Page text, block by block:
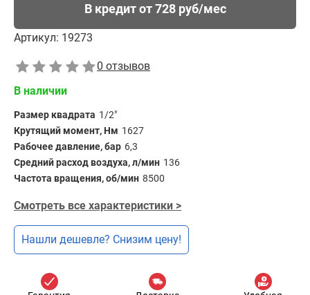
В кредит от 728 руб/мес
Артикул: 19273
0 отзывов
В наличии
Размер квадрата 1/2"
Крутящий момент, Нм 1627
Рабочее давление, бар 6,3
Средний расход воздуха, л/мин 136
Частота вращения, об/мин 8500
Смотреть все характеристики >
Нашли дешевле? Снизим цену!